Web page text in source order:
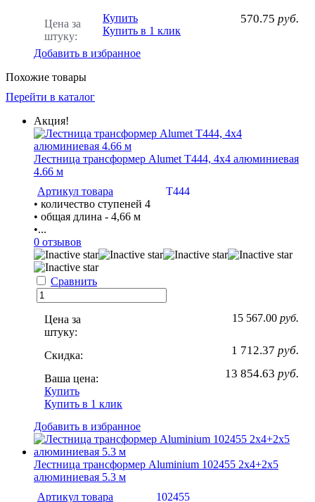
Цена за
штуку:
570.75 руб.
Купить
Купить в 1 клик
Добавить в избранное
Похожие товары
Перейти в каталог
Акция!
Лестница трансформер Alumet Т444, 4х4 алюминиевая
4.66 м
Артикул товара
Т444
• количество ступеней 4
• общая длина - 4,66 м
•...
0 отзывов
Сравнить
Цена за
штуку:
15 567.00 руб.
Скидка: 1 712.37 руб.
Ваша цена: 13 854.63 руб.
Купить
Купить в 1 клик
Добавить в избранное
Лестница трансформер Aluminium 102455 2х4+2х5
алюминиевая 5.3 м
Артикул товара
102455